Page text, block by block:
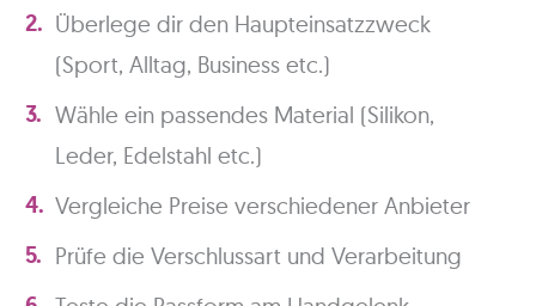
Überlege dir den Haupteinsatzzweck
(Sport, Alltag, Business etc.)
Wähle ein passendes Material (Silikon,
Leder, Edelstahl etc.)
Vergleiche Preise verschiedener Anbieter
Prüfe die Verschlussart und Verarbeitung